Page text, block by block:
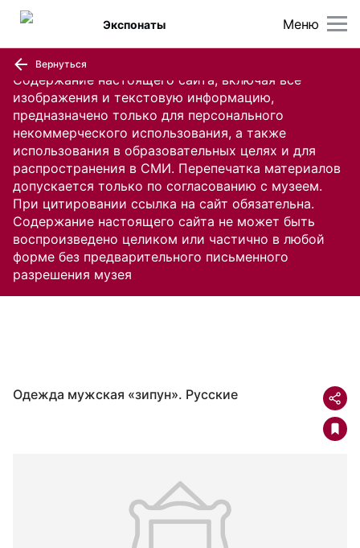
Содержание настоящего сайта, включая все
изображения и текстовую информацию,
предназначено только для персонального
некоммерческого использования, а также
использования в образовательных целях и для
распространения в СМИ. Перепечатка материалов
допускается только по согласованию с музеем.
При цитировании ссылка на сайт обязательна.
Содержание настоящего сайта не может быть
воспроизведено целиком или частично в любой
форме без предварительного письменного
разрешения музея
Меню
Экспонаты
Вернуться
Одежда мужская «зипун». Русские